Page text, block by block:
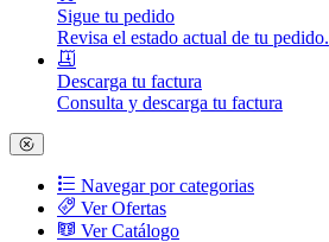
Sigue tu pedido
Revisa el estado actual de tu pedido.
Descarga tu factura
Consulta y descarga tu factura
Navegar por categorias
Ver Ofertas
Ver Catálogo